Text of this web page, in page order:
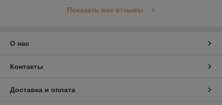
Показать все отзывы
О нас
Контакты
Доставка и оплата